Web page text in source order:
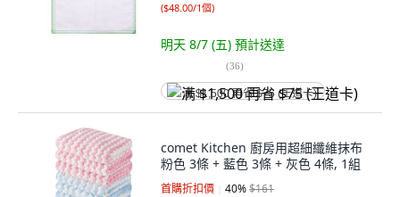
($48.00/1個)
明天 8/7 (五) 預計送達
(36)
满 $1,500 再省 $75 (王道卡)
comet Kitchen 廚房用超細纖維抹布
粉色 3條 + 藍色 3條 + 灰色 4條, 1組
首購折扣價 40%$161